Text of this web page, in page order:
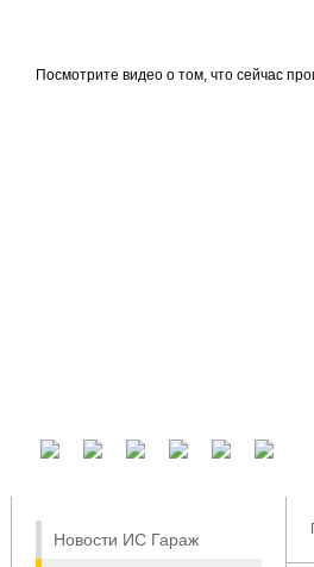
Посмотрите видео о том, что сейчас
Новости ИС Гараж